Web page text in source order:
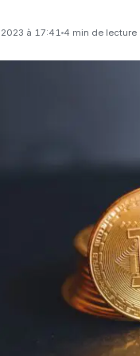
à 17:41 4 min de lecture